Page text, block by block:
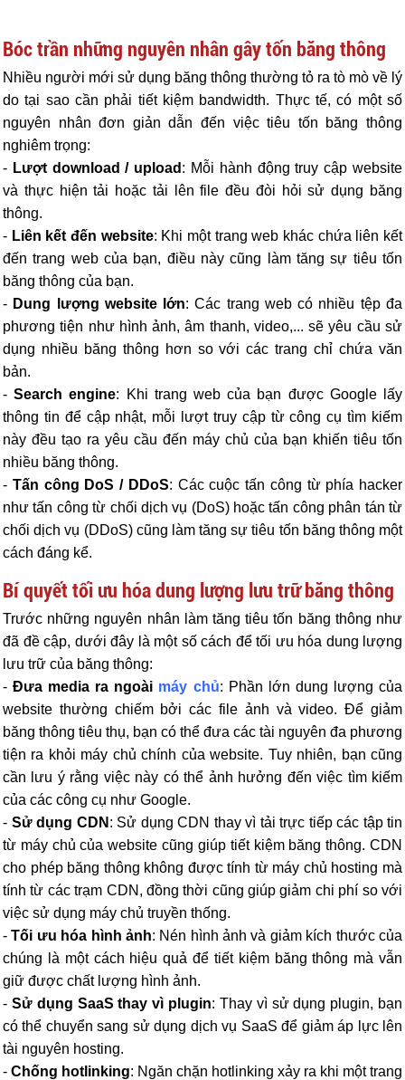
Bóc trần những nguyên nhân gây tốn băng thông
Nhiều người mới sử dụng băng thông thường tỏ ra tò mò về lý
do tại sao cần phải tiết kiệm bandwidth. Thực tế, có một số
nguyên nhân đơn giản dẫn đến việc tiêu tốn băng thông
nghiêm trọng:
- Lượt download / upload : Mỗi hành động truy cập website
và thực hiện tải hoặc tải lên file đều đòi hỏi sử dụng băng
thông.
- Liên kết đến website: Khi một trang web khác chứa liên kết
đến trang web của bạn, điều này cũng làm tăng sự tiêu tốn
băng thông của bạn.
- Dung lượng website lớn: Các trang web có nhiều tệp đa
phương tiện như hình ảnh, âm thanh, video,... sẽ yêu cầu sử
dụng nhiều băng thông hơn so với các trang chỉ chứa văn
bản.
-Search engine: Khi trang web của bạn được Google lấy
thông tin để cập nhật, mỗi lượt truy cập từ công cụ tìm kiếm
này đều tạo ra yêu cầu đến máy chủ của bạn khiến tiêu tốn
nhiều băng thông.
- Tấn công DoS / DDoS: Các cuộc tấn công từ phía hacker
như tấn công từ chối dịch vụ (DoS) hoặc tấn công phân tán từ
chối dịch vụ (DDoS) cũng làm tăng sự tiêu tốn băng thông một
cách đáng kể.
Bí quyết tối ưu hóa dung lượng lưu trữ băng thông
Trước những nguyên nhân làm tăng tiêu tốn băng thông như
đã đề cập, dưới đây là một số cách để tối ưu hóa dung lượng
lưu trữ của băng thông:
-Đưa media ra ngoài máy chủ: Phần lớn dung lượng của
website thường chiếm bởi các file ảnh và video. Để giảm
băng thông tiêu thụ, bạn có thể đưa các tài nguyên đa phương
tiện ra khỏi máy chủ chính của website. Tuy nhiên, bạn cũng
cần lưu ý rằng việc này có thể ảnh hưởng đến việc tìm kiếm
của các công cụ như Google.
- Sử dụng CDN : Sử dụng CDN thay vì tải trực tiếp các tập tin
từ máy chủ của website cũng giúp tiết kiệm băng thông. CDN
cho phép băng thông không được tính từ máy chủ hosting mà
tính từ các trạm CDN, đồng thời cũng giúp giảm chi phí so với
việc sử dụng máy chủ truyền thống.
-Tối ưu hóa hình ảnh: Nén hình ảnh và giảm kích thước của
chúng là một cách hiệu quả để tiết kiệm băng thông mà vẫn
giữ được chất lượng hình ảnh.
- Sử dụng SaaS thay vì plugin: Thay vì sử dụng plugin, bạn
có thể chuyển sang sử dụng dịch vụ SaaS để giảm áp lực lên
tài nguyên hosting.
- Chống hotlinking: Ngăn chặn hotlinking xảy ra khi một trang